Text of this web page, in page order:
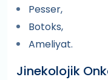
Pesser,
Botoks,
Ameliyat.
Jinekolojik